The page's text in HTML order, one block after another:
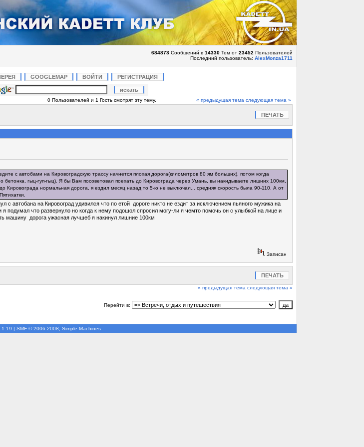
684873Сообщений в 14330Тем от 23452 Пользователей
Последний пользователь: AlexMonza1711
GOOGLEMAP ВОЙТИ РЕГИСТРАЦИЯ
0 Пользователей и 1 Гость смотрят эту тему. « предыдущая тема следующая тема »
ПЕЧАТЬ
с автобами на Кировоградскую трассу начнется плохая дорога(километров 80 ям больших), потом когда
бетонка, гыц-гуп-гыц). Я бы Вам посоветовал поехать до Кировограда через Умань, вы накидываете лишних 100км,
Кировограда нормальная дорога, я ездил месяц назад то 5-ю не выключал... средняя скорость была 90-110. А от
с автобана на Кировоград удивился что по етой дороге никто не ездит за исключением пьяного мужика на
подумал что развернуло но когда к нему подошол спросил могу-ли я чемто помочь он с улыбкой на лице и
машину дорога ужасная лучшеб я накинул лишние 100км
Записан
ПЕЧАТЬ
« предыдущая тема следующая тема »
Перейти в:
| SMF © 2006-2008, Simple Machines